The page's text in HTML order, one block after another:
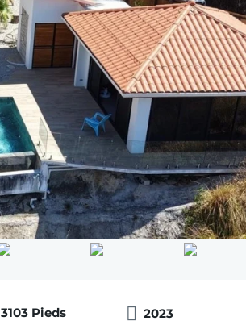
3103 Pieds
2023